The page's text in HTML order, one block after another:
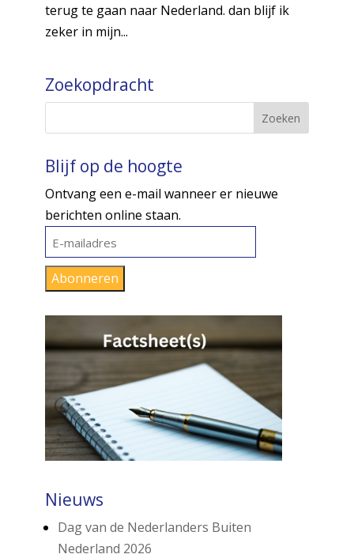
terug te gaan naar Nederland. dan blijf ik
zeker in mijn...
Zoekopdracht
Blijf op de hoogte
Ontvang een e-mail wanneer er nieuwe
berichten online staan.
E-
mailadres
Abonneren
Nieuws
Dag van de Nederlanders Buiten
Nederland 2026